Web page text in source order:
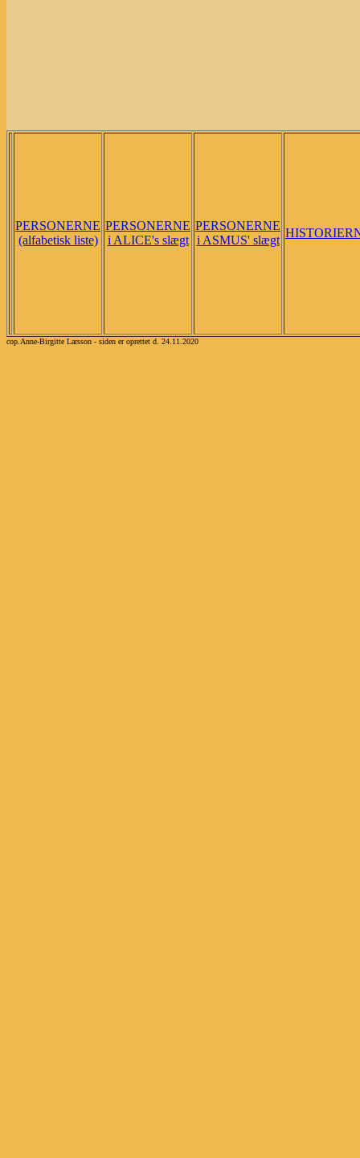
PERSONERNE
(alfabetisk liste)
PERSONERNE
i ALICE's slægt
PERSONERNE
i ASMUS' slægt
cop.Anne-Birgitte Larsson - siden er oprettet d. 24.11.2020